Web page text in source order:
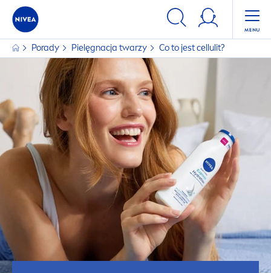
Porady Pielęgnacja twarzy Co to jest cellulit?